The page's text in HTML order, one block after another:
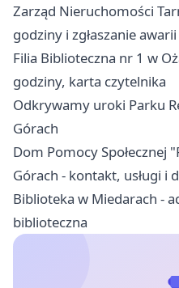
Zarząd Nieruchomości
godziny i zgłaszanie awarii
Filia Biblioteczna nr 1 w
godziny, karta czytelnika
Odkrywamy uroki Parku
Górach
Dom Pomocy Społecznej
Górach - kontakt, usługi i
Biblioteka w Miedarach -
biblioteczna